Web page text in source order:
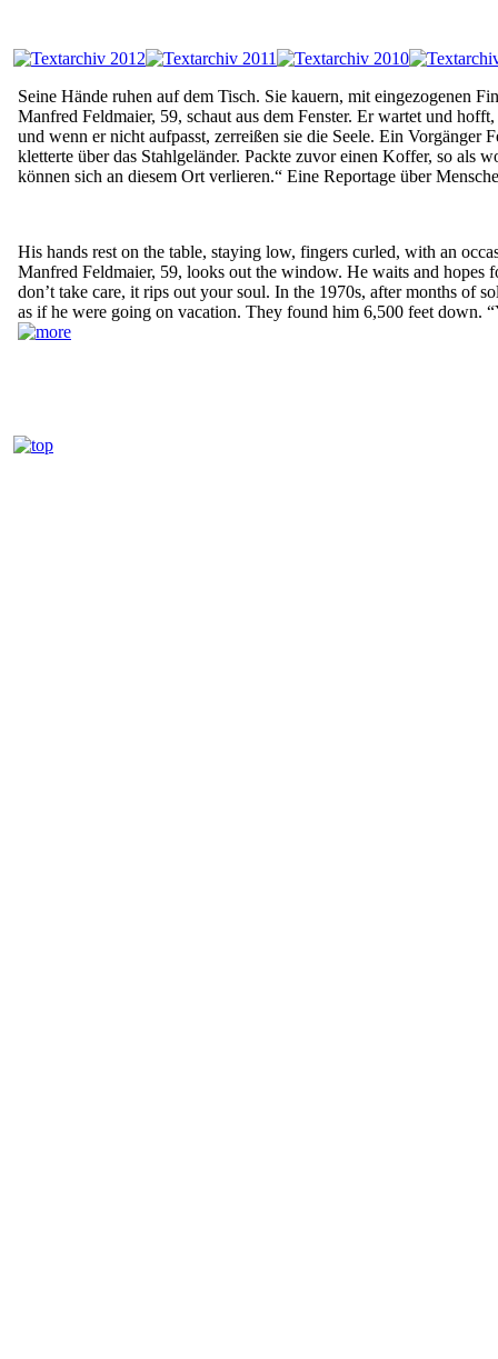
Seine Hände ruhen auf dem Tisch. Sie kauern, mit eingezogenen
Manfred Feldmaier, 59, schaut aus dem Fenster. Er wartet und
und wenn er nicht aufpasst, zerreißen sie die Seele. Ein Vorgänger
kletterte über das Stahlgeländer. Packte zuvor einen Koffer, so als
können sich an diesem Ort verlieren.“ Eine Reportage über
His hands rest on the table, staying low, fingers curled, with an
Manfred Feldmaier, 59, looks out the window. He waits and hopes
don’t take care, it rips out your soul. In the 1970s, after months of
as if he were going on vacation. They found him 6,500 feet down.